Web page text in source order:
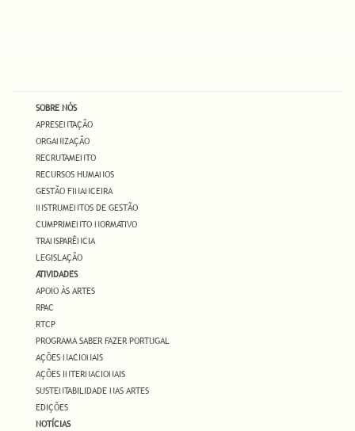
SOBRE NÓS
APRESENTAÇÃO
ORGANIZAÇÃO
RECRUTAMENTO
RECURSOS HUMANOS
GESTÃO FINANCEIRA
INSTRUMENTOS DE GESTÃO
CUMPRIMENTO NORMATIVO
TRANSPARÊNCIA
LEGISLAÇÃO
ATIVIDADES
APOIO ÀS ARTES
RPAC
RTCP
PROGRAMA SABER FAZER PORTUGAL
AÇÕES NACIONAIS
AÇÕES INTERNACIONAIS
SUSTENTABILIDADE NAS ARTES
EDIÇÕES
NOTÍCIAS